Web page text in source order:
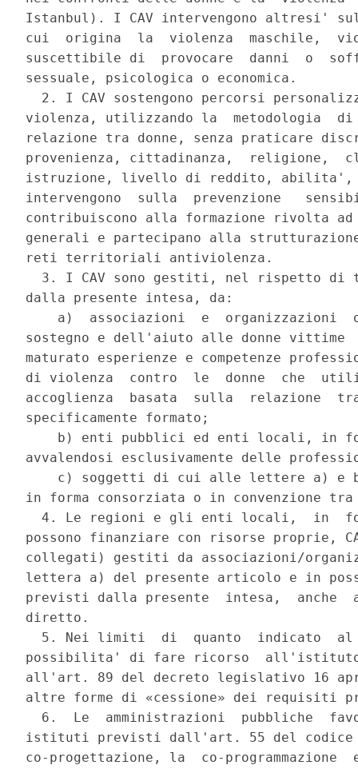
Istanbul). I CAV intervengono altresi'
cui  origina  la  violenza  maschile,
suscettibile di  provocare  danni  o
sessuale, psicologica o economica.
2. I CAV sostengono percorsi
violenza, utilizzando la  metodologia
relazione tra donne, senza praticare
provenienza, cittadinanza,  religione,
istruzione, livello di reddito, abilita',
intervengono  sulla  prevenzione
contribuiscono alla formazione rivolta
generali e partecipano alla
reti territoriali antiviolenza.
3. I CAV sono gestiti, nel rispetto di
dalla presente intesa, da:
a)  associazioni  e  organizzazioni
sostegno e dell'aiuto alle donne vittime
maturato esperienze e competenze
di violenza  contro  le  donne  che
accoglienza  basata  sulla  relazione
specificamente formato;
b) enti pubblici ed enti locali, in
avvalendosi esclusivamente delle
c) soggetti di cui alle lettere a) e
in forma consorziata o in convenzione
4. Le regioni e gli enti locali,  in
possono finanziare con risorse proprie,
collegati) gestiti da associazioni/
lettera a) del presente articolo e in
previsti dalla presente  intesa,  anche
diretto.
5. Nei limiti  di  quanto  indicato
possibilita' di fare ricorso
all'art. 89 del decreto legislativo 16
altre forme di «cessione» dei requisiti
6.  Le  amministrazioni  pubbliche
istituti previsti dall'art. 55 del codice
co-progettazione, la  co-